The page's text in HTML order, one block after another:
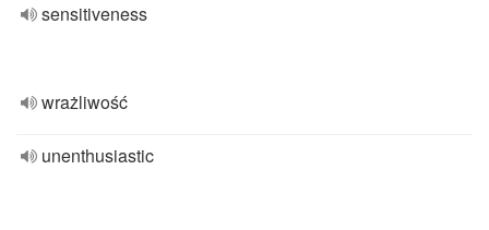
sensitiveness
wrażliwość
unenthusiastic